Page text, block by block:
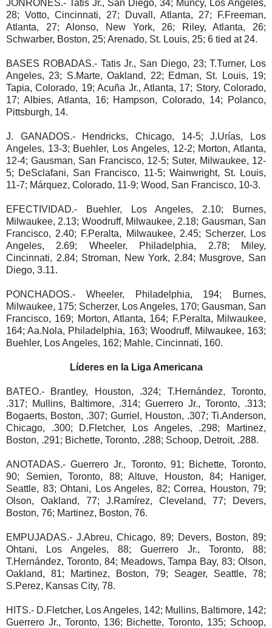
JONRONES.- Tatis Jr., San Diego, 34; Muncy, Los Angeles,
28; Votto, Cincinnati, 27; Duvall, Atlanta, 27; F.Freeman,
Atlanta, 27; Alonso, New York, 26; Riley, Atlanta, 26;
Schwarber, Boston, 25; Arenado, St. Louis, 25; 6 tied at 24.
BASES ROBADAS.- Tatis Jr., San Diego, 23; T.Turner, Los
Angeles, 23; S.Marte, Oakland, 22; Edman, St. Louis, 19;
Tapia, Colorado, 19; Acuña Jr., Atlanta, 17; Story, Colorado,
17; Albies, Atlanta, 16; Hampson, Colorado, 14; Polanco,
Pittsburgh, 14.
J. GANADOS.- Hendricks, Chicago, 14-5; J.Urías, Los
Angeles, 13-3; Buehler, Los Angeles, 12-2; Morton, Atlanta,
12-4; Gausman, San Francisco, 12-5; Suter, Milwaukee, 12-
5; DeSclafani, San Francisco, 11-5; Wainwright, St. Louis,
11-7; Márquez, Colorado, 11-9; Wood, San Francisco, 10-3.
EFECTIVIDAD.- Buehler, Los Angeles, 2.10; Burnes,
Milwaukee, 2.13; Woodruff, Milwaukee, 2.18; Gausman, San
Francisco, 2.40; F.Peralta, Milwaukee, 2.45; Scherzer, Los
Angeles, 2.69; Wheeler, Philadelphia, 2.78; Miley,
Cincinnati, 2.84; Stroman, New York, 2.84; Musgrove, San
Diego, 3.11.
PONCHADOS.- Wheeler, Philadelphia, 194; Burnes,
Milwaukee, 175; Scherzer, Los Angeles, 170; Gausman, San
Francisco, 169; Morton, Atlanta, 164; F.Peralta, Milwaukee,
164; Aa.Nola, Philadelphia, 163; Woodruff, Milwaukee, 163;
Buehler, Los Angeles, 162; Mahle, Cincinnati, 160.
Líderes en la Liga Americana
BATEO.- Brantley, Houston, .324; T.Hernández, Toronto,
.317; Mullins, Baltimore, .314; Guerrero Jr., Toronto, .313;
Bogaerts, Boston, .307; Gurriel, Houston, .307; Ti.Anderson,
Chicago, .300; D.Fletcher, Los Angeles, .298; Martinez,
Boston, .291; Bichette, Toronto, .288; Schoop, Detroit, .288.
ANOTADAS.- Guerrero Jr., Toronto, 91; Bichette, Toronto,
90; Semien, Toronto, 88; Altuve, Houston, 84; Haniger,
Seattle, 83; Ohtani, Los Angeles, 82; Correa, Houston, 79;
Olson, Oakland, 77; J.Ramírez, Cleveland, 77; Devers,
Boston, 76; Martinez, Boston, 76.
EMPUJADAS.- J.Abreu, Chicago, 89; Devers, Boston, 89;
Ohtani, Los Angeles, 88; Guerrero Jr., Toronto, 88;
T.Hernández, Toronto, 84; Meadows, Tampa Bay, 83; Olson,
Oakland, 81; Martinez, Boston, 79; Seager, Seattle, 78;
S.Perez, Kansas City, 78.
HITS.- D.Fletcher, Los Angeles, 142; Mullins, Baltimore, 142;
Guerrero Jr., Toronto, 136; Bichette, Toronto, 135; Schoop,